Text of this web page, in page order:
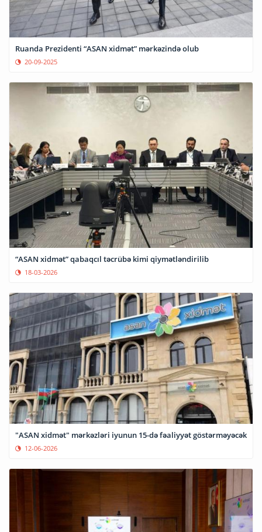
Ruanda Prezidenti “ASAN xidmət” mərkəzində olub
20-09-2025
“ASAN xidmət” qabaqcıl təcrübə kimi qiymətləndirilib
18-03-2026
"ASAN xidmət" mərkəzləri iyunun 15-də fəaliyyət göstərməyəcək
12-06-2026